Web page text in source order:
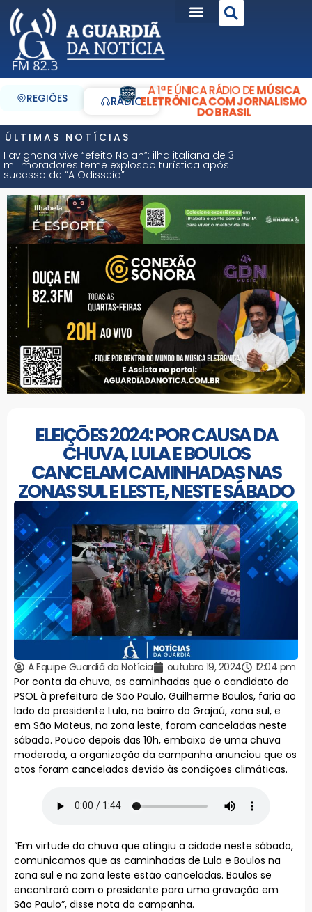
REGIÕES RÁDIO
A 1ª E ÚNICA RÁDIO DEMÚSICA
ELETRÔNICA COM JORNALISMO
DO BRASIL
ÚLTIMAS NOTÍCIAS
Favignana vive “efeito Nolan”: ilha italiana de 3
mil moradores teme explosão turística após
sucesso de “A Odisseia”
ELEIÇÕES 2024: POR CAUSA DA
CHUVA, LULA E BOULOS
CANCELAM CAMINHADAS NAS
ZONAS SUL E LESTE, NESTE SÁBADO
A Equipe Guardiã da Notícia outubro 19, 2024
12:04 pm
Por conta da chuva, as caminhadas que o candidato do
PSOL à prefeitura de São Paulo, Guilherme Boulos, faria ao
lado do presidente Lula, no bairro do Grajaú, zona sul, e
em São Mateus, na zona leste, foram canceladas neste
sábado. Pouco depois das 10h, embaixo de uma chuva
moderada, a organização da campanha anunciou que os
atos foram cancelados devido às condições climáticas.
“Em virtude da chuva que atingiu a cidade neste sábado,
comunicamos que as caminhadas de Lula e Boulos na
zona sul e na zona leste estão canceladas. Boulos se
encontrará com o presidente para uma gravação em
São Paulo”, disse nota da campanha.